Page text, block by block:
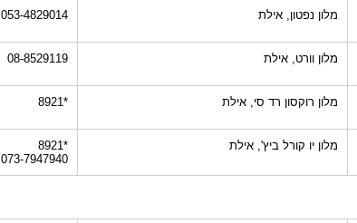
מלון נפטון, אילת 053-4829014
מלון וורט, אילת 08-8529119
מלון רוקסון רד סי, אילת *8921
מלון יו קורל ביץ', אילת
*8921
073-7947940